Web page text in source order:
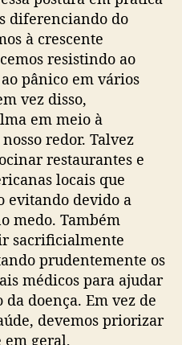
diferenciando do
à crescente
resistindo ao
pânico em vários
vez disso,
em meio à
redor. Talvez
restaurantes e
locais que
evitando devido a
medo. Também
sacrificialmente
prudentemente os
médicos para ajudar
doença. Em vez de
devemos priorizar
em geral,